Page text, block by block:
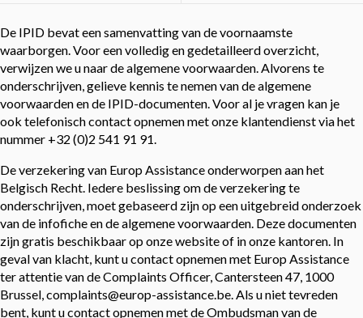
De IPID bevat een samenvatting van de voornaamste
waarborgen. Voor een volledig en gedetailleerd overzicht,
verwijzen we u naar de algemene voorwaarden. Alvorens te
onderschrijven, gelieve kennis te nemen van de algemene
voorwaarden en de IPID-documenten. Voor al je vragen kan je
ook telefonisch contact opnemen met onze klantendienst via het
nummer +32 (0)2 541 91 91.
De verzekering van Europ Assistance onderworpen aan het
Belgisch Recht. Iedere beslissing om de verzekering te
onderschrijven, moet gebaseerd zijn op een uitgebreid onderzoek
van de infofiche en de algemene voorwaarden. Deze documenten
zijn gratis beschikbaar op onze website of in onze kantoren. In
geval van klacht, kunt u contact opnemen met Europ Assistance
ter attentie van de Complaints Officer, Cantersteen 47, 1000
Brussel, complaints@europ-assistance.be. Als u niet tevreden
bent, kunt u contact opnemen met de Ombudsman van de